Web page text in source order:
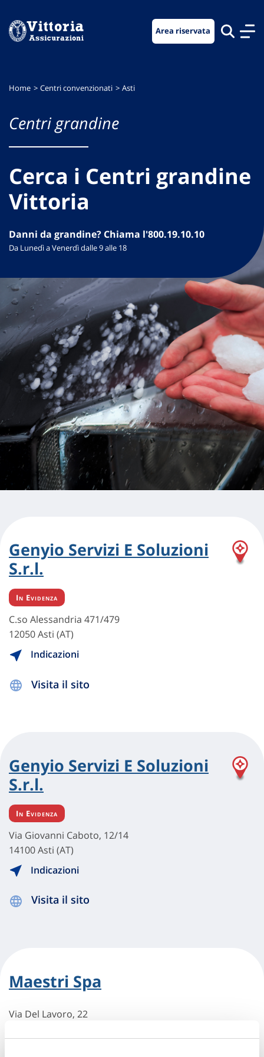
menu
contenuto
footer
Area riservata
Home Centri convenzionati Asti
Centri grandine
Cerca i Centri grandine
Vittoria
Danni da grandine? Chiama l'800.19.10.10
Da Lunedì a Venerdì dalle 9 alle 18
Genyio Servizi E Soluzioni
S.r.l.
In Evidenza
C.so Alessandria 471/479
12050 Asti (AT)
Indicazioni
Visita il sito
Genyio Servizi E Soluzioni
S.r.l.
In Evidenza
Via Giovanni Caboto, 12/14
14100 Asti (AT)
Indicazioni
Visita il sito
Maestri Spa
Via Del Lavoro, 22